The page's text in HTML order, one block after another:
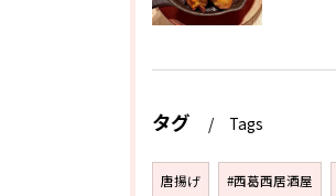
タグ Tags
唐揚げ #西葛西居酒屋